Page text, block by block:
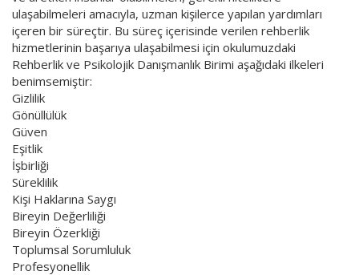
ulaşabilmeleri amacıyla, uzman kişilerce yapılan yardımları
içeren bir süreçtir. Bu süreç içerisinde verilen rehberlik
hizmetlerinin başarıya ulaşabilmesi için okulumuzdaki
Rehberlik ve Psikolojik Danışmanlık Birimi aşağıdaki ilkeleri
benimsemiştir:
Gizlilik
Gönüllülük
Güven
Eşitlik
İşbirliği
Süreklilik
Kişi Haklarına Saygı
Bireyin Değerliliği
Bireyin Özerkliği
Toplumsal Sorumluluk
Profesyonellik